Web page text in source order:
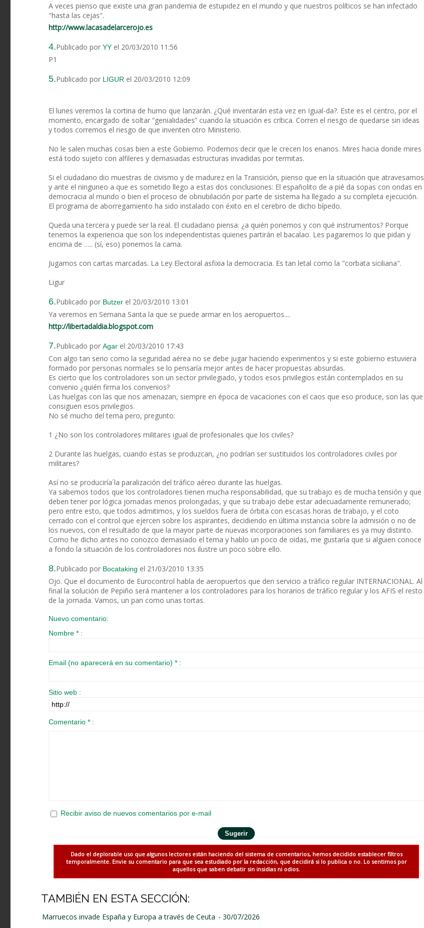
A veces pienso que existe una gran pandemia de estupidez en el mundo y que nuestros políticos se han infectado
"hasta las cejas".
http://www.lacasadelarcerojo.es
4.Publicado por YY el 20/03/2010 11:56
P1
5.Publicado por LIGUR el 20/03/2010 12:09
El lunes veremos la cortina de humo que lanzarán. ¿Qué inventarán esta vez en Igual-da?. Este es el centro, por el
momento, encargado de soltar “genialidades” cuando la situación es crítica. Corren el riesgo de quedarse sin ideas
y todos corremos el riesgo de que inventen otro Ministerio.
No le salen muchas cosas bien a este Gobierno. Podemos decir que le crecen los enanos. Mires hacia donde mires
está todo sujeto con alfileres y demasiadas estructuras invadidas por termitas.
Si el ciudadano dio muestras de civismo y de madurez en la Transición, pienso que en la situación que atravesamos
y ante el ninguneo a que es sometido llego a estas dos conclusiones: El españolito de a pié da sopas con ondas en
democracia al mundo o bien el proceso de obnubilación por parte de sistema ha llegado a su completa ejecución.
El programa de aborregamiento ha sido instalado con éxito en el cerebro de dicho bípedo.
Queda una tercera y puede ser la real. El ciudadano piensa: ¿a quién ponemos y con qué instrumentos? Porque
tenemos la experiencia que son los independentistas quienes partirán el bacalao. Les pagaremos lo que pidan y
encima de ….. (sí, eso) ponemos la cama.
Jugamos con cartas marcadas. La Ley Electoral asfixia la democracia. Es tan letal como la "corbata siciliana".
Ligur
6.Publicado por Butzer el 20/03/2010 13:01
Ya veremos en Semana Santa la que se puede armar en los aeropuertos....
http://libertadaldia.blogspot.com
7.Publicado por Agar el 20/03/2010 17:43
Con algo tan serio como la seguridad aérea no se debe jugar haciendo experimentos y si este gobierno estuviera
formado por personas normales se lo pensaría mejor antes de hacer propuestas absurdas.
Es cierto que los controladores son un sector privilegiado, y todos esos privilegios están contemplados en su
convenio ¿quién firma los convenios?
Las huelgas con las que nos amenazan, siempre en época de vacaciones con el caos que eso produce, son las que
consiguen esos privilegios.
No sé mucho del tema pero, pregunto:
1 ¿No son los controladores militares igual de profesionales que los civiles?
2 Durante las huelgas, cuando estas se produzcan, ¿no podrían ser sustituidos los controladores civiles por
militares?
Así no se produciría´la paralización del tráfico aéreo durante las huelgas.
Ya sabemos todos que los controladores tienen mucha responsabilidad, que su trabajo es de mucha tensión y que
deben tener por lógica jornadas menos prolongadas, y que su trabajo debe estar adecuadamente remunerado;
pero entre esto, que todos admitimos, y los sueldos fuera de órbita con escasas horas de trabajo, y el coto
cerrado con el control que ejercen sobre los aspirantes, decidiendo en última instancia sobre la admisión o no de
los nuevos, con el resultado de que la mayor parte de nuevas incorporaciones son familiares es ya muy distinto.
Como he dicho antes no conozco demasiado el tema y hablo un poco de oidas, me gustaría que si alguien conoce
a fondo la situación de los controladores nos ilustre un poco sobre ello.
8.Publicado por Bocataking el 21/03/2010 13:35
Ojo. Que el documento de Eurocontrol habla de aeropuertos que den servicio a tráfico regular INTERNACIONAL. Al
final la solución de Pepiño será mantener a los controladores para los horarios de tráfico regular y los AFIS el resto
de la jornada. Vamos, un pan como unas tortas.
Nuevo comentario:
Nombre * :
Email (no aparecerá en su comentario) * :
Sitio web :
Comentario * :
Recibir aviso de nuevos comentarios por e-mail
Dado el deplorable uso que algunos lectores están haciendo del sistema de comentarios, hemos decidido establecer filtros
temporalmente. Envie su comentario para que sea estudiado por la redacción, que decidirá si lo publica o no. Lo sentimos por
aquellos que saben debatir sin insidias ni odios.
TAMBIÉN EN ESTA SECCIÓN:
Marruecos invade España y Europa a través de Ceuta - 30/07/2026